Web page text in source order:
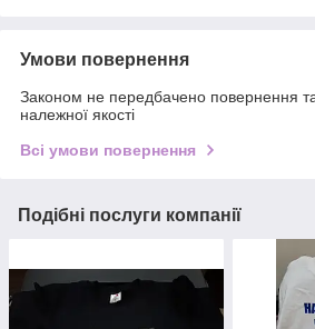
Умови повернення
Законом не передбачено повернення
належної якості
Всі умови повернення
Подібні послуги компанії